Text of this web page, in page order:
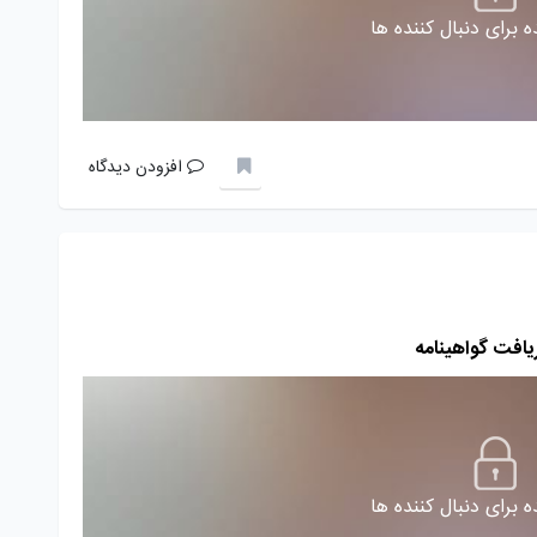
برای دنبال کننده ها
افزودن دیدگاه
گواهینامه
برای دنبال کننده ها